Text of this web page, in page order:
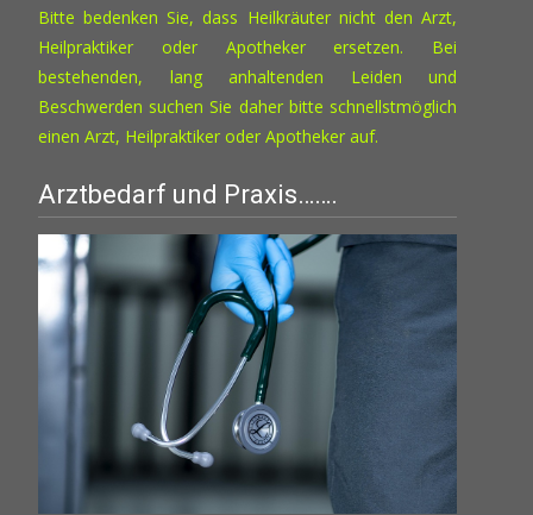
Bitte bedenken Sie, dass Heilkräuter nicht den Arzt,
Heilpraktiker oder Apotheker ersetzen. Bei
bestehenden, lang anhaltenden Leiden und
Beschwerden suchen Sie daher bitte schnellstmöglich
einen Arzt, Heilpraktiker oder Apotheker auf.
Arztbedarf und Praxis…….